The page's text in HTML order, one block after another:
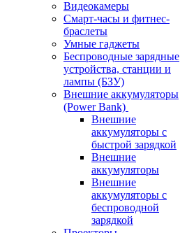
Видеокамеры
Смарт-часы и фитнес-
браслеты
Умные гаджеты
Беспроводные зарядные
устройства, станции и
лампы (БЗУ)
Внешние аккумуляторы
(Power Bank)
Внешние
аккумуляторы с
быстрой зарядкой
Внешние
аккумуляторы
Внешние
аккумуляторы с
беспроводной
зарядкой